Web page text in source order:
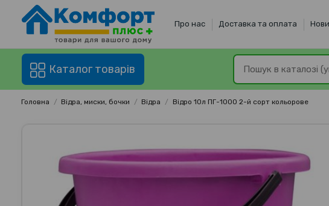
Про нас Доставка та оплата
Каталог товарів
Головна Відра, миски, бочки Відра Відро 10л ПГ-1000 2-й сорт кольорове